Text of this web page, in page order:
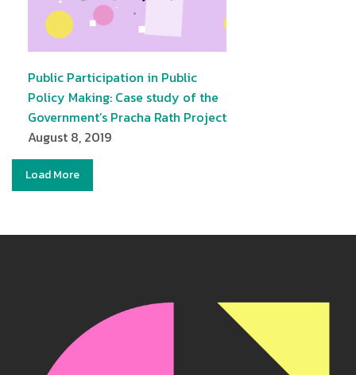
Public Participation in Public
Policy Making: Case study of the
Government’s Pracha Rath Project
August 8, 2019